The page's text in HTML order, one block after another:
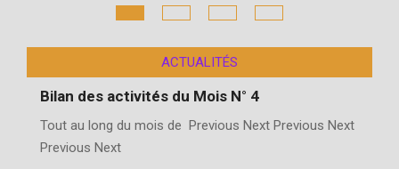
ACTUALITÉS
Bilan des activités du Mois N° 4
Tout au long du mois de Previous Next Previous Next
Previous Next